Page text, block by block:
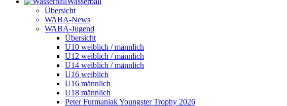
Übersicht
WABA-News
WABA-Jugend
Übersicht
U10 weiblich / männlich
U12 weiblich / männlich
U14 weiblich / männlich
U16 weiblich
U16 männlich
U18 männlich
Peter Furmaniak Youngster Trophy 2026